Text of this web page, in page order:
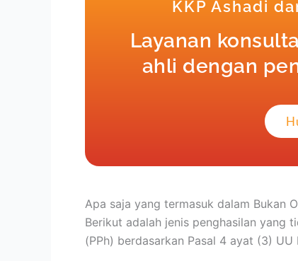
KKP Ashadi
Layanan
ahli dengan
Apa saja yang termasuk dalam Bukan
Berikut adalah jenis penghasilan yang
(PPh) berdasarkan Pasal 4 ayat (3)